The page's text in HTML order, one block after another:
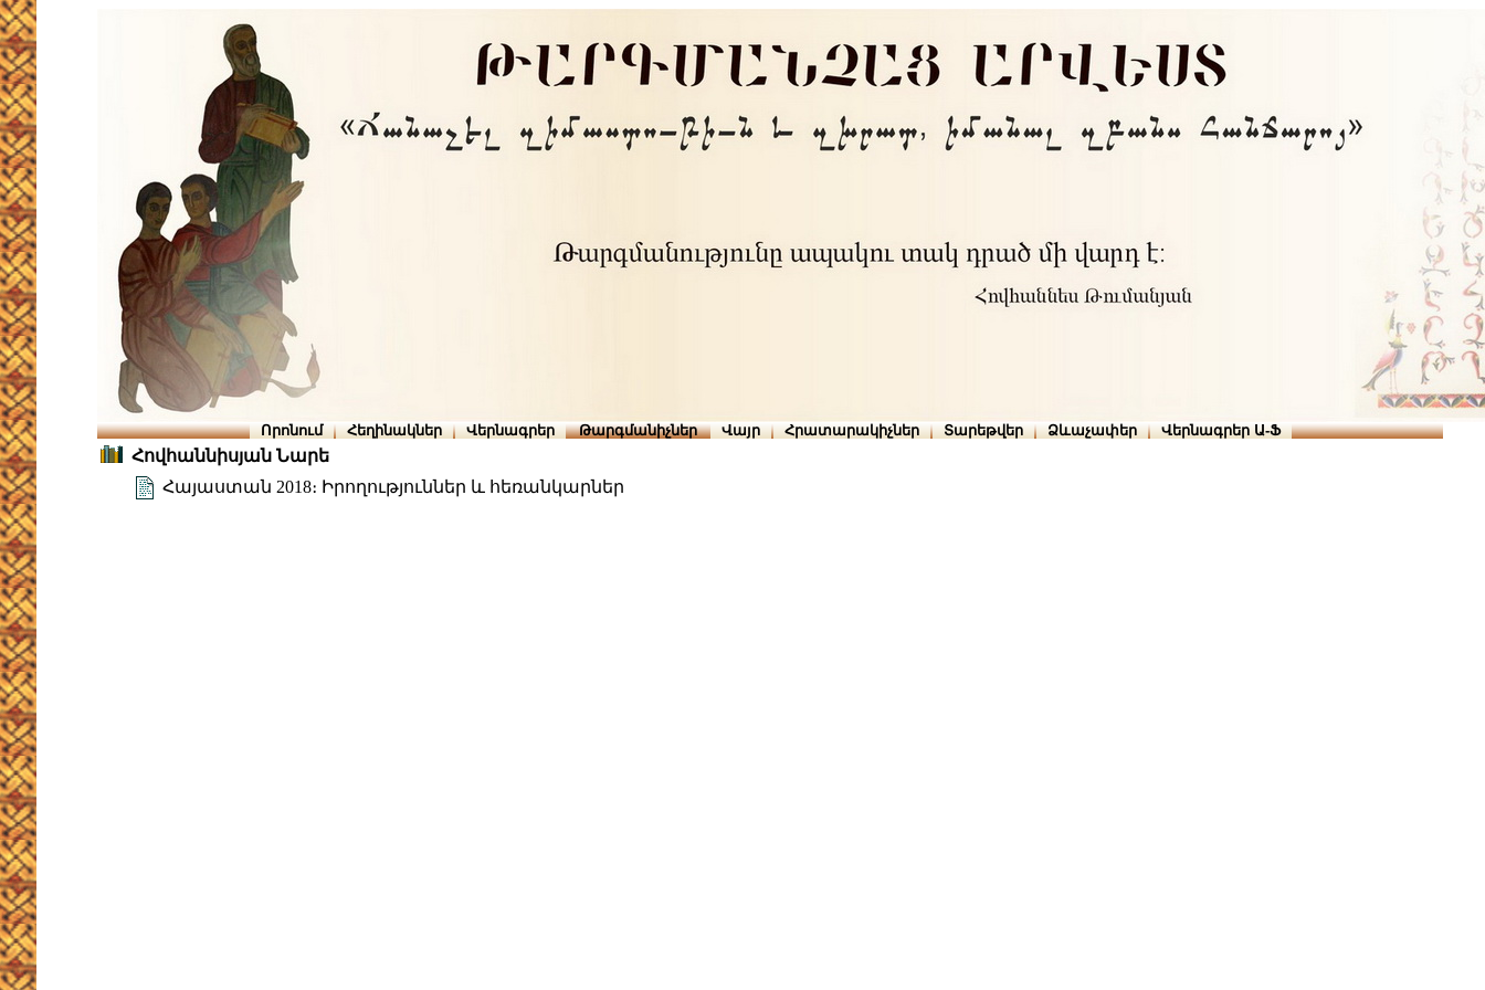
Որոնում Հեղինակներ Վերնագրեր Թարգմանիչներ Վայր Հրատարակիչներ Տարեթվեր Ձևաչափեր Վերնագրեր Ա-Ֆ
Հովհաննիսյան Նարե
Հայաստան 2018։ Իրողություններ և հեռանկարներ